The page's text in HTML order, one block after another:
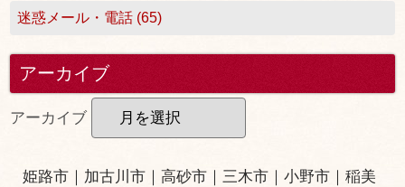
迷惑メール・電話 (65)
アーカイブ
アーカイブ
姫路市 ｜ 加古川市 ｜高砂市 ｜三木市 ｜小野市｜稲美